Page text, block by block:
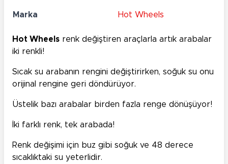
Marka Hot Wheels
Hot Wheels renk değiştiren araçlarla artık arabalar
iki renkli!
Sıcak su arabanın rengini değiştirirken, soğuk su onu
orijinal rengine geri döndürüyor.
Üstelik bazı arabalar birden fazla renge dönüşüyor!
İki farklı renk, tek arabada!
Renk değişimi için buz gibi soğuk ve 48 derece
sıcaklıktaki su yeterlidir.